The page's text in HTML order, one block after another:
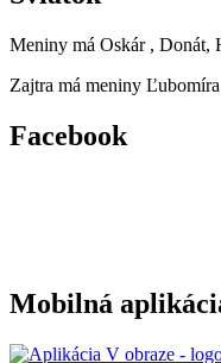
Meniny má Oskár , Donát,
Zajtra má meniny Ľubomíra
Facebook
Mobilná